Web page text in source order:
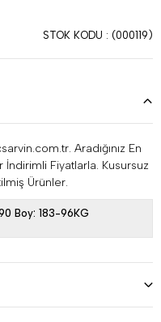
STOK KODU (000119)
Aradığınız En
İndirimli Fiyatlarla. Kusursuz
Ürünler.
Boy: 183-96KG